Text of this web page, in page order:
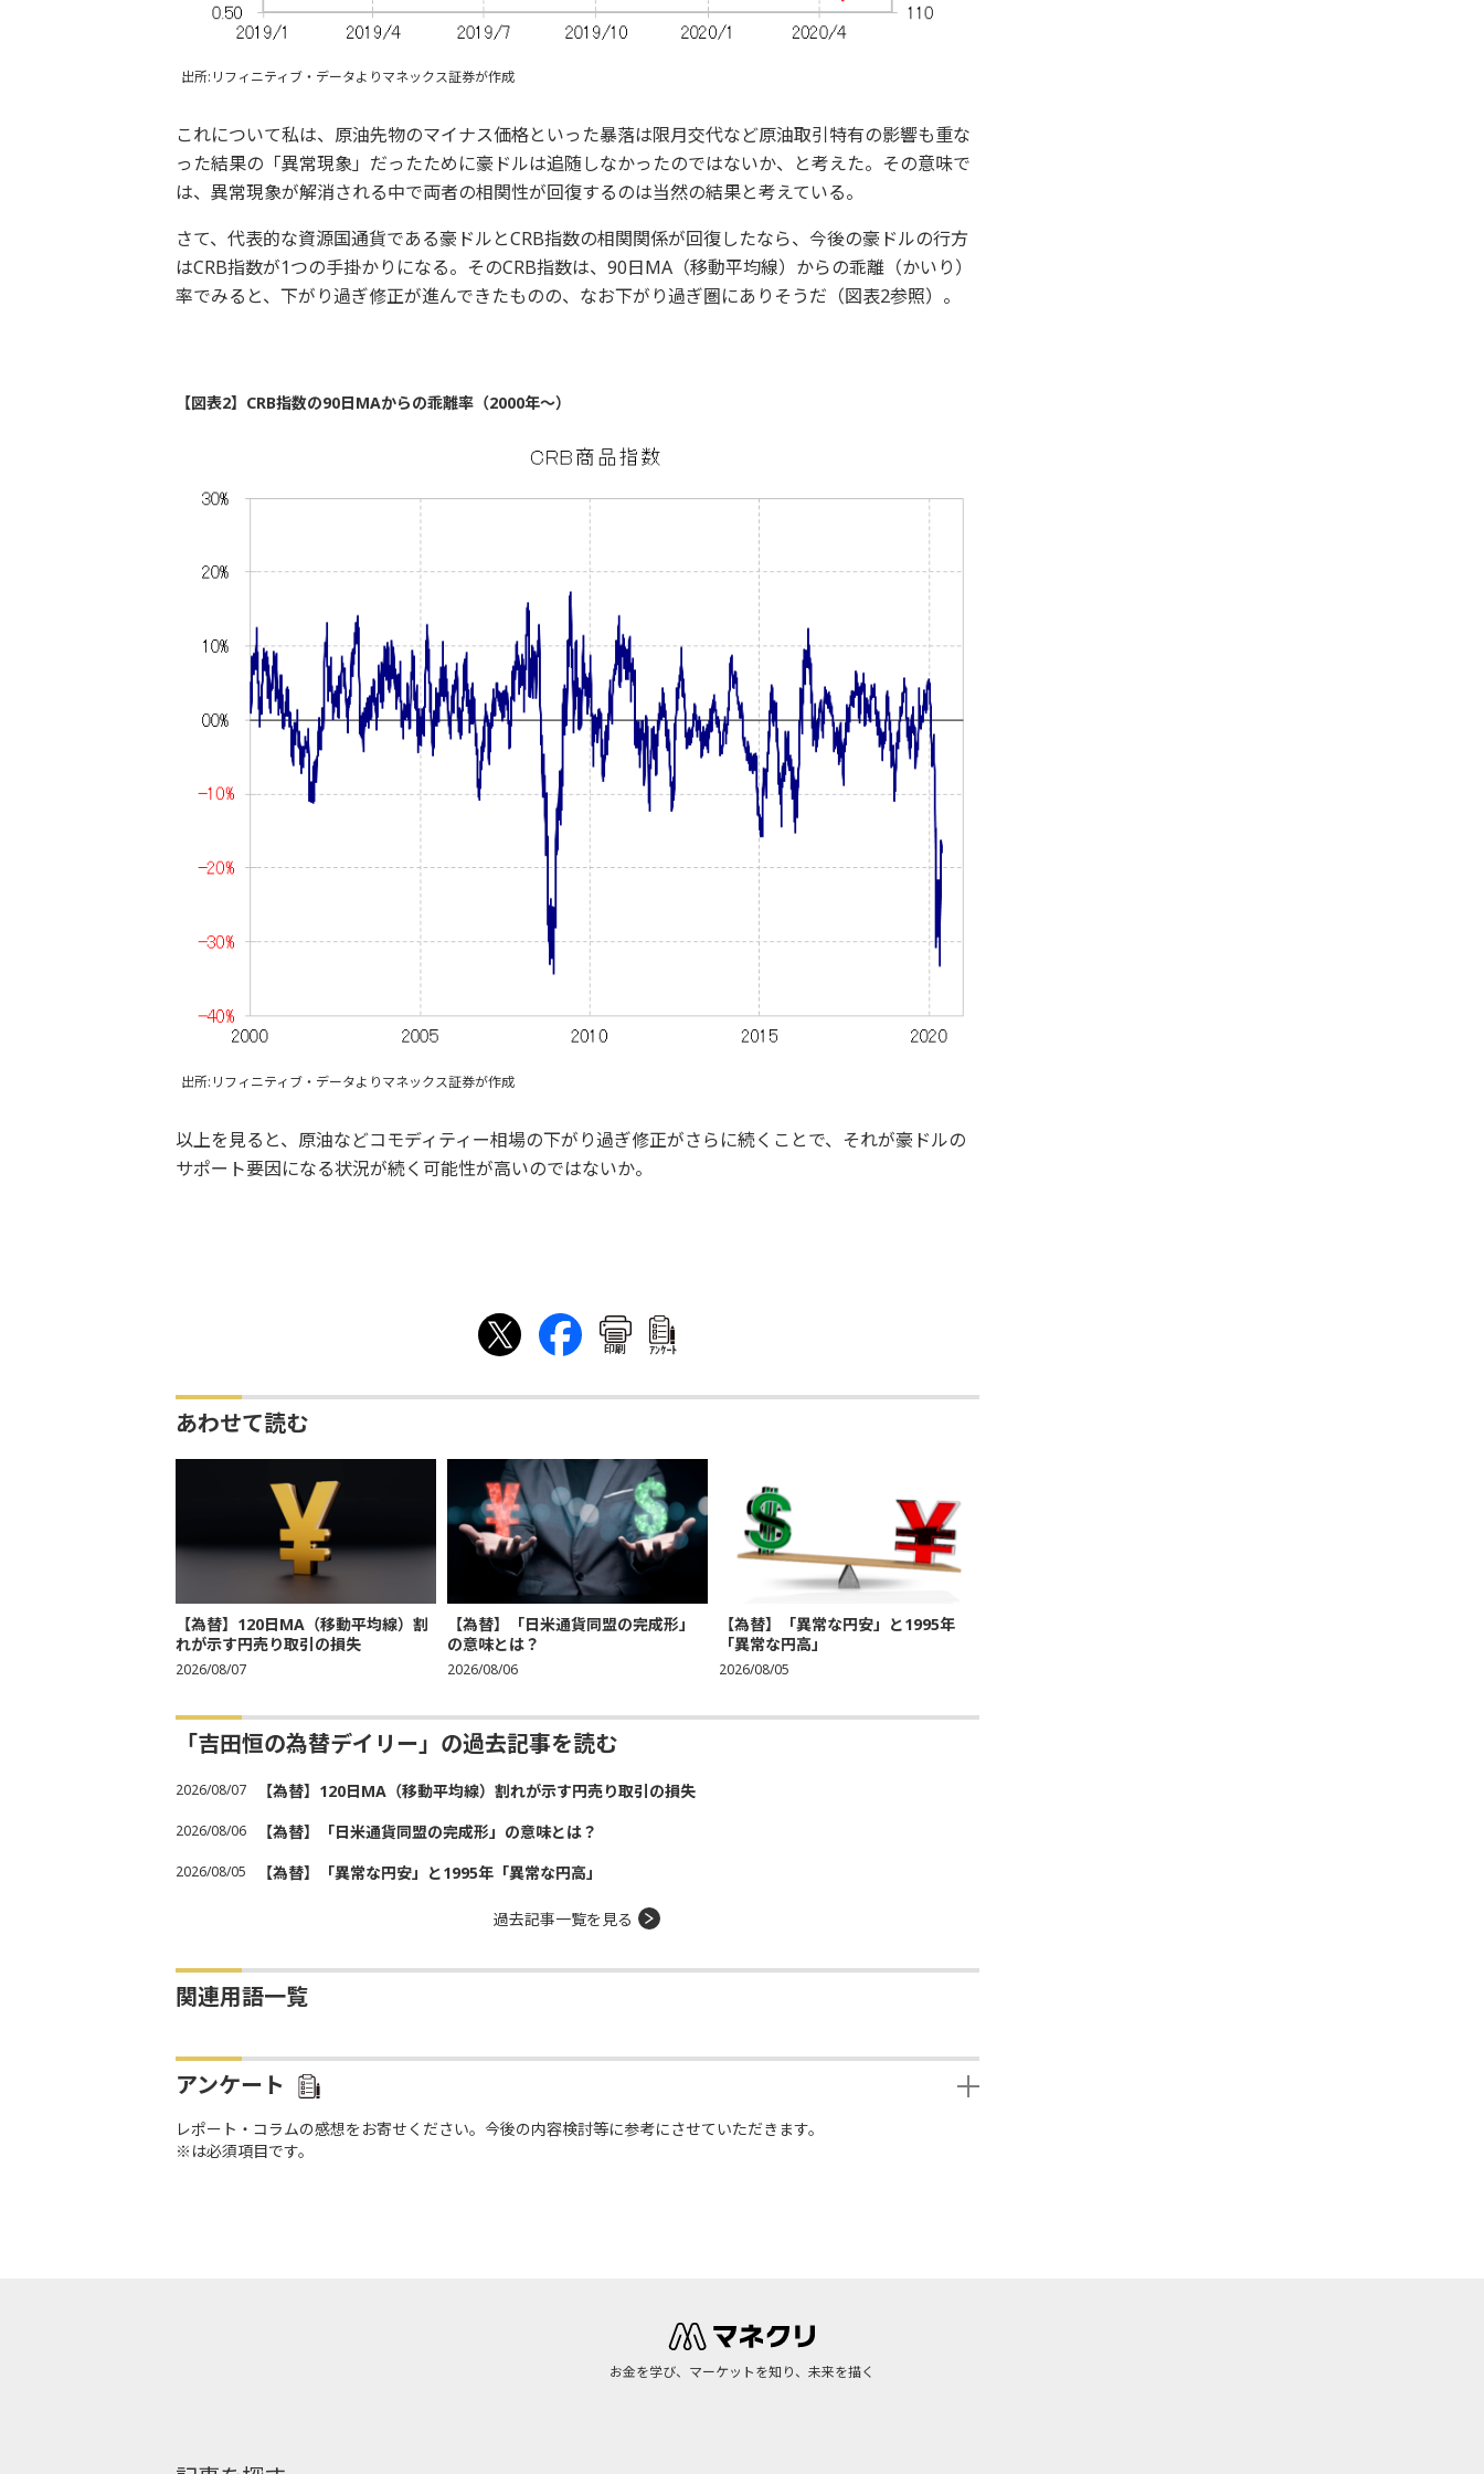
出所:リフィニティブ・データよりマネックス証券が作成
これについて私は、原油先物のマイナス価格といった暴落は限月交代など原油取引特有の影響も重な
った結果の「異常現象」だったために豪ドルは追随しなかったのではないか、と考えた。その意味で
は、異常現象が解消される中で両者の相関性が回復するのは当然の結果と考えている。
さて、代表的な資源国通貨である豪ドルとCRB指数の相関関係が回復したなら、今後の豪ドルの行方
はCRB指数が1つの手掛かりになる。そのCRB指数は、90日MA（移動平均線）からの乖離（かいり）
率でみると、下がり過ぎ修正が進んできたものの、なお下がり過ぎ圏にありそうだ（図表2参照）。
【図表2】CRB指数の90日MAからの乖離率（2000年～）
出所:リフィニティブ・データよりマネックス証券が作成
以上を見ると、原油などコモディティー相場の下がり過ぎ修正がさらに続くことで、それが豪ドルの
サポート要因になる状況が続く可能性が高いのではないか。
印刷 ｱﾝｹｰﾄ
あわせて読む
【為替】120日MA（移動平均線）割
れが示す円売り取引の損失
2026/08/07
【為替】「日米通貨同盟の完成形」
の意味とは？
2026/08/06
【為替】「異常な円安」と1995年
「異常な円高」
2026/08/05
「吉田恒の為替デイリー」の過去記事を読む
2026/08/07 【為替】120日MA（移動平均線）割れが示す円売り取引の損失
2026/08/06 【為替】「日米通貨同盟の完成形」の意味とは？
2026/08/05 【為替】「異常な円安」と1995年「異常な円高」
過去記事一覧を見る
関連用語一覧
アンケート
レポート・コラムの感想をお寄せください。今後の内容検討等に参考にさせていただきます。
※は必須項目です。
お金を学び、マーケットを知り、未来を描く